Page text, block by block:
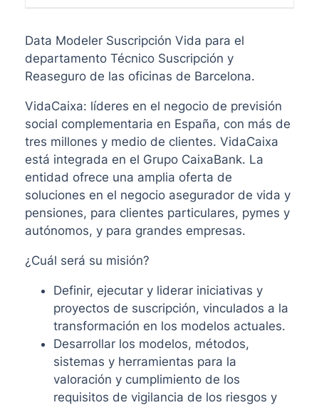
Data Modeler Suscripción Vida para el
departamento Técnico Suscripción y
Reaseguro de las oficinas de Barcelona.
VidaCaixa: líderes en el negocio de previsión
social complementaria en España, con más de
tres millones y medio de clientes. VidaCaixa
está integrada en el Grupo CaixaBank. La
entidad ofrece una amplia oferta de
soluciones en el negocio asegurador de vida y
pensiones, para clientes particulares, pymes y
autónomos, y para grandes empresas.
¿Cuál será su misión?
Definir, ejecutar y liderar iniciativas y
proyectos de suscripción, vinculados a la
transformación en los modelos actuales.
Desarrollar los modelos, métodos,
sistemas y herramientas para la
valoración y cumplimiento de los
requisitos de vigilancia de los riesgos y